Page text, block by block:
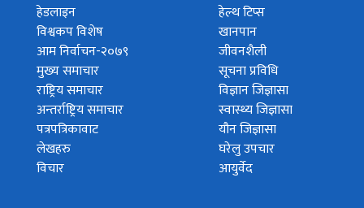
हेडलाइन
विश्वकप विशेष
आम निर्वाचन-२०७९
मुख्य समाचार
राष्ट्रिय समाचार
अन्तर्राष्ट्रिय समाचार
पत्रपत्रिकावाट
लेखहरु
विचार
हेल्थ टिप्स
खानपान
जीवनशैली
सूचना प्रविधि
विज्ञान जिज्ञासा
स्वास्थ्य जिज्ञासा
यौन जिज्ञासा
घरेलु उपचार
आयुर्वेद